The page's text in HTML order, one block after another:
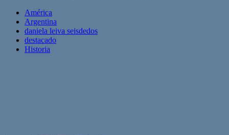
América
Argentina
daniela leiva seisdedos
destacado
Historia